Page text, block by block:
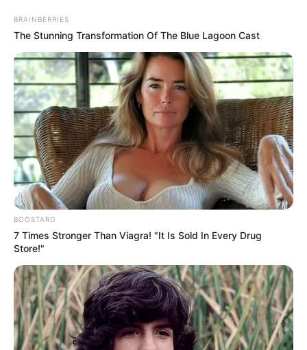
BRAINBERRIES
The Stunning Transformation Of The Blue Lagoon Cast
BOOSTARO
7 Times Stronger Than Viagra! "It Is Sold In Every Drug
Store!"